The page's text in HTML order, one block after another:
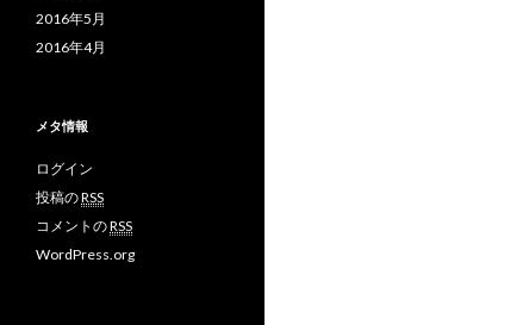
2016年5月
2016年4月
メタ情報
ログイン
投稿のRSS
コメントのRSS
WordPress.org